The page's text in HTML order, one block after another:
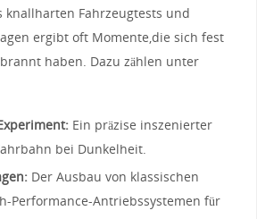
knallharten ‌Fahrzeugtests und
ergibt oft ⁢Momente,die sich ⁣fest
haben. Dazu ⁤zählen unter
Ein präzise inszenierter
⁢bei Dunkelheit.
Der Ausbau⁤ von klassischen⁢
Performance-Antriebssystemen⁢ für